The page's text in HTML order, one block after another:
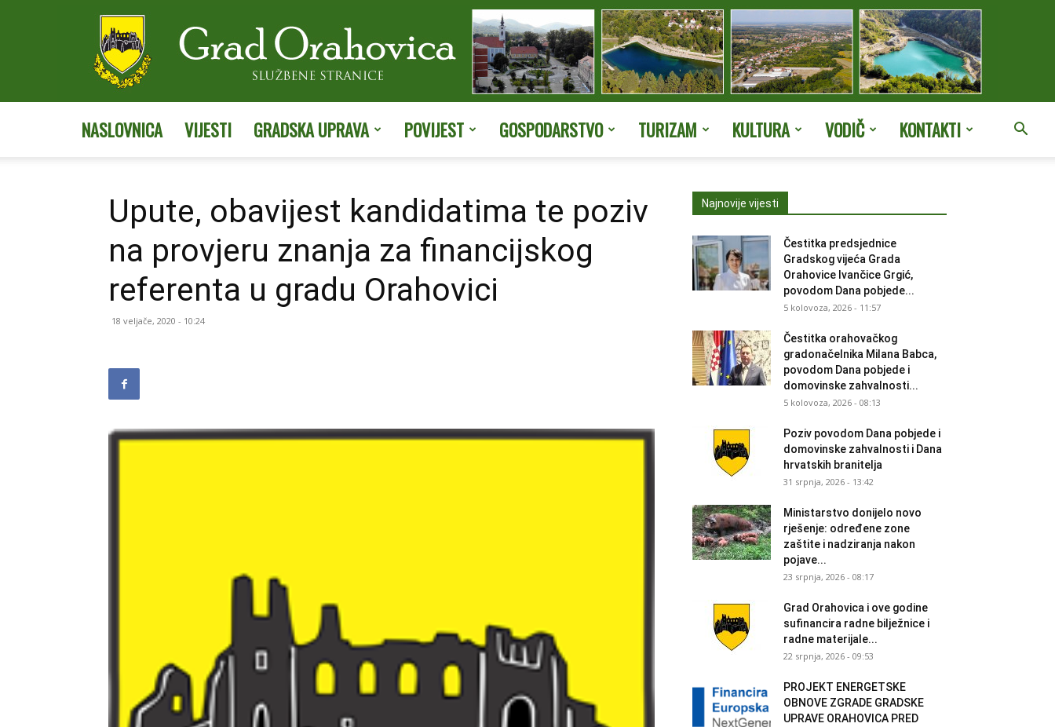
stranice
NASLOVNICA VIJESTI GRADSKA UPRAVA POVIJEST GOSPODARSTVO TURIZAM KULTURA VODIČ KONTAKTI
Upute, obavijest kandidatima te poziv
na provjeru znanja za financijskog
referenta u gradu Orahovici
18 veljače, 2020 - 10:24
Najnovije vijesti
Čestitka predsjednice
Gradskog vijeća Grada
Orahovice Ivančice Grgić,
povodom Dana pobjede...
5 kolovoza, 2026 - 11:57
Čestitka orahovačkog
gradonačelnika Milana Babca,
povodom Dana pobjede i
domovinske zahvalnosti...
5 kolovoza, 2026 - 08:13
Poziv povodom Dana pobjede i
domovinske zahvalnosti i Dana
hrvatskih branitelja
31 srpnja, 2026 - 13:42
Ministarstvo donijelo novo
rješenje: određene zone
zaštite i nadziranja nakon
pojave...
23 srpnja, 2026 - 08:17
Grad Orahovica i ove godine
sufinancira radne bilježnice i
radne materijale...
22 srpnja, 2026 - 09:53
PROJEKT ENERGETSKE
OBNOVE ZGRADE GRADSKE
UPRAVE ORAHOVICA PRED